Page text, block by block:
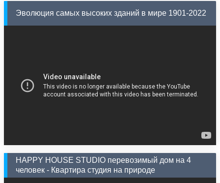
Эволюция самых высоких зданий в мире 1901-2022
HAPPY HOUSE STUDIO перевозимый дом на 4
человек - Квартира студия на природе